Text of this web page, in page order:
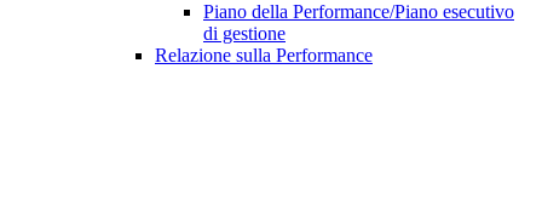
Piano della Performance/Piano esecutivo
di gestione
Relazione sulla Performance